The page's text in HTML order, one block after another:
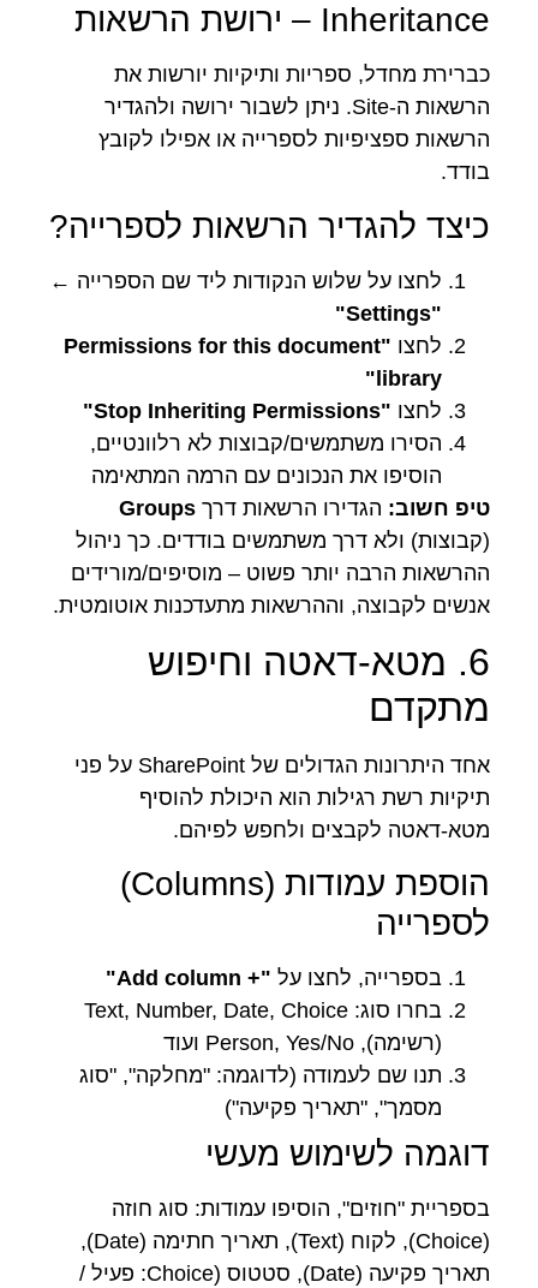
Inheritance – ירושת הרשאות
כברירת מחדל, ספריות ותיקיות יורשות את
הרשאות ה-Site. ניתן לשבור ירושה ולהגדיר
הרשאות ספציפיות לספרייה או אפילו לקובץ
בודד.
כיצד להגדיר הרשאות לספרייה?
לחצו על שלוש הנקודות ליד שם הספרייה ←
"Settings"
לחצו
"Permissions for this document
library"
לחצו "Stop Inheriting Permissions"
הסירו משתמשים/קבוצות לא רלוונטיים,
הוסיפו את הנכונים עם הרמה המתאימה
טיפ חשוב: הגדירו הרשאות דרך Groups
(קבוצות) ולא דרך משתמשים בודדים. כך ניהול
ההרשאות הרבה יותר פשוט – מוסיפים/מורידים
אנשים לקבוצה, וההרשאות מתעדכנות אוטומטית.
6. מטא-דאטה וחיפוש
מתקדם
אחד היתרונות הגדולים של SharePoint על פני
תיקיות רשת רגילות הוא היכולת להוסיף
מטא-דאטה לקבצים ולחפש לפיהם.
הוספת עמודות (Columns)
לספרייה
בספרייה, לחצו על "+ Add column"
בחרו סוג: Text, Number, Date, Choice
(רשימה), Person, Yes/No ועוד
תנו שם לעמודה (לדוגמה: "מחלקה", "סוג
מסמך", "תאריך פקיעה")
דוגמה לשימוש מעשי
בספריית "חוזים", הוסיפו עמודות: סוג חוזה
(Choice), לקוח (Text), תאריך חתימה (Date),
תאריך פקיעה (Date), סטטוס (Choice: פעיל /